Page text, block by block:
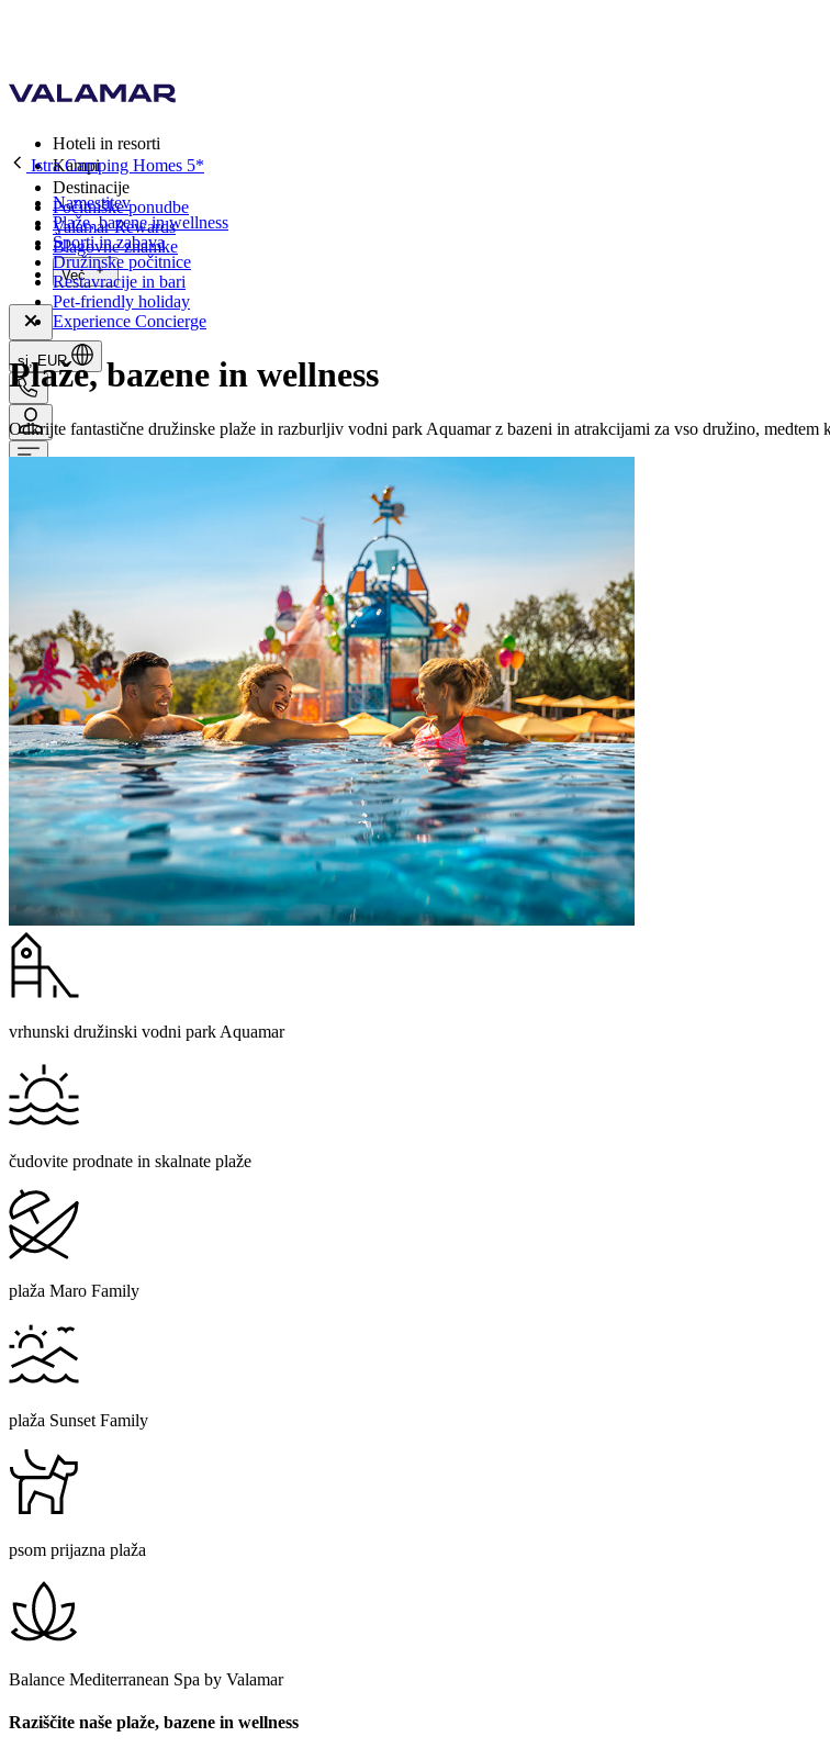
Hoteli in resorti
Kampi
Destinacije
Počitniške ponudbe
Valamar Rewards
Blagovne znamke
Več
si, EUR
Istra Camping Homes 5*
Namestitev
Plaže, bazene in wellness
Športi in zabava
Družinske počitnice
Restavracije in bari
Pet-friendly holiday
Experience Concierge
Plaže, bazene in wellness
Odkrijte fantastične družinske plaže in razburljiv vodni park Aquamar z bazeni in atrakcijami za vso družino, medtem
vrhunski družinski vodni park Aquamar
čudovite prodnate in skalnate plaže
plaža Maro Family
plaža Sunset Family
psom prijazna plaža
Balance Mediterranean Spa by Valamar
Raziščite naše plaže, bazene in wellness